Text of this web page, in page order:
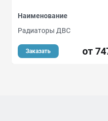
Наименование
Радиаторы ДВС
Заказать от